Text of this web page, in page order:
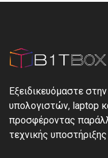
Εξειδικευόμαστε
υπολογιστών, laptop
προσφέροντας
τεχνικής